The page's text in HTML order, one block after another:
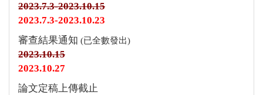
2023.7.3-2023.10.15
2023.7.3-2023.10.23
審查結果通知 (已全數發出)
2023.10.15
2023.10.27
論文定稿上傳截止